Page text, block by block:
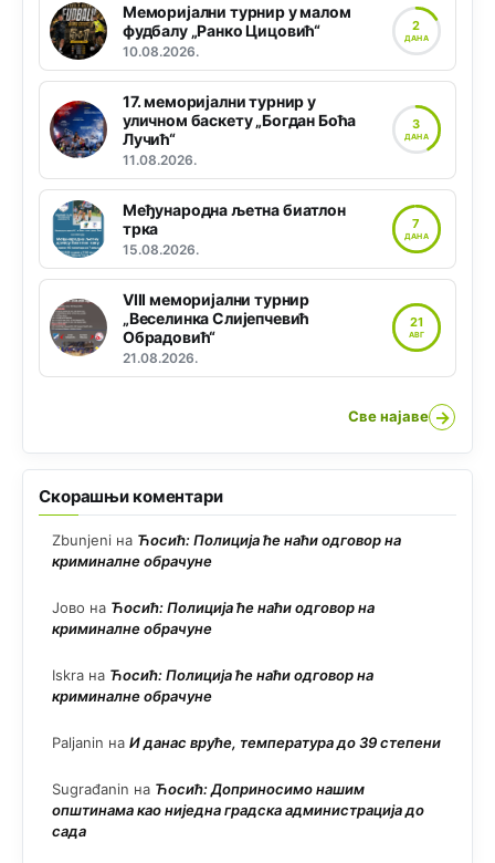
Меморијални турнир у малом
фудбалу „Ранко Цицовић“
10.08.2026.
2
ДАНА
17. меморијални турнир у
уличном баскету „Богдан Боћа
Лучић“
11.08.2026.
3
ДАНА
Међународна љетна биатлон
трка
15.08.2026.
7
ДАНА
VIII меморијални турнир
„Веселинка Слијепчевић
Обрадовић“
21.08.2026.
21
АВГ
Све најаве →
Скорашњи коментари
Zbunjeni на Ћосић: Полиција ће наћи одговор на
криминалне обрачуне
Јово на Ћосић: Полиција ће наћи одговор на
криминалне обрачуне
Iskra на Ћосић: Полиција ће наћи одговор на
криминалне обрачуне
Paljanin на И данас вруће, температура до 39 степени
Sugrađanin на Ћосић: Доприносимо нашим
општинама као ниједна градска администрација до
сада